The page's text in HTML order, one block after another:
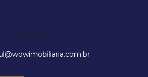
Contato